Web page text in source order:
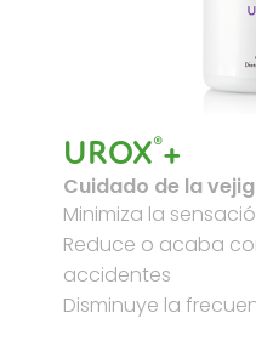
UROX®+
Cuidado de la
Minimiza la
Reduce o acaba
accidentes
Disminuye la